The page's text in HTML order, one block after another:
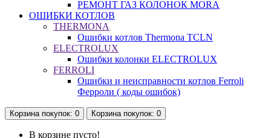
РЕМОНТ ГАЗ КОЛОНОК MORA
ОШИБКИ КОТЛОВ
THERMONA
Ошибки котлов Thermona TCLN
ELECTROLUX
Ошибки колонки ELECTROLUX
FERROLI
Ошибки и неисправности котлов Ferroli
Ферроли ( коды ошибок)
Корзинапокупок: 0 Корзинапокупок: 0
В корзине пусто!